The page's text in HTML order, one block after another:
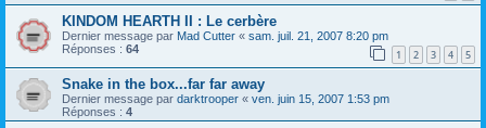
KINDOM HEARTH II : Le cerbère
Dernier message par Mad Cutter « sam. juil. 21, 2007 8:20 pm
Réponses : 64 1 2 3 4 5
Snake in the box...far far away
Dernier message par darktrooper « ven. juin 15, 2007 1:53 pm
Réponses : 4